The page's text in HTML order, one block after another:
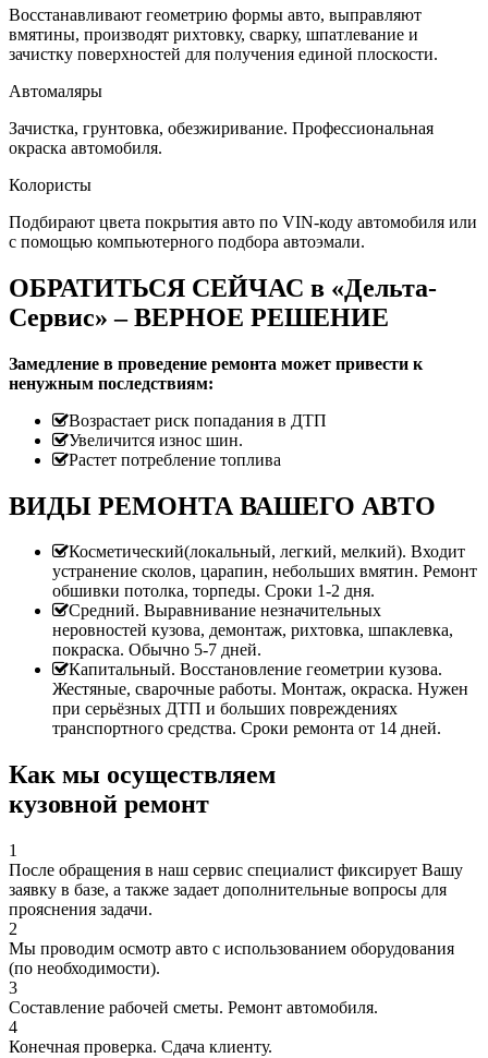
Восстанавливают геометрию формы авто, выправляют
вмятины, производят рихтовку, сварку, шпатлевание и
зачистку поверхностей для получения единой плоскости.
Автомаляры
Зачистка, грунтовка, обезжиривание. Профессиональная
окраска автомобиля.
Колористы
Подбирают цвета покрытия авто по VIN-коду автомобиля или
с помощью компьютерного подбора автоэмали.
ОБРАТИТЬСЯ СЕЙЧАС в «Дельта-
Сервис» – ВЕРНОЕ РЕШЕНИЕ
Замедление в проведение ремонта может привести к
ненужным последствиям:
Возрастает риск попадания в ДТП
Увеличится износ шин.
Растет потребление топлива
ВИДЫ РЕМОНТА ВАШЕГО АВТО
Косметический(локальный, легкий, мелкий). Входит
устранение сколов, царапин, небольших вмятин. Ремонт
обшивки потолка, торпеды. Сроки 1-2 дня.
Средний. Выравнивание незначительных
неровностей кузова, демонтаж, рихтовка, шпаклевка,
покраска. Обычно 5-7 дней.
Капитальный. Восстановление геометрии кузова.
Жестяные, сварочные работы. Монтаж, окраска. Нужен
при серьёзных ДТП и больших повреждениях
транспортного средства. Сроки ремонта от 14 дней.
Как мы осуществляем
кузовной ремонт
1
После обращения в наш сервис специалист фиксирует Вашу
заявку в базе, а также задает дополнительные вопросы для
прояснения задачи.
2
Мы проводим осмотр авто с использованием оборудования
(по необходимости).
3
Составление рабочей сметы. Ремонт автомобиля.
4
Конечная проверка. Сдача клиенту.